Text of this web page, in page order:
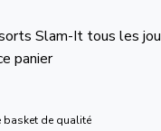
Slam-It tous les
panier